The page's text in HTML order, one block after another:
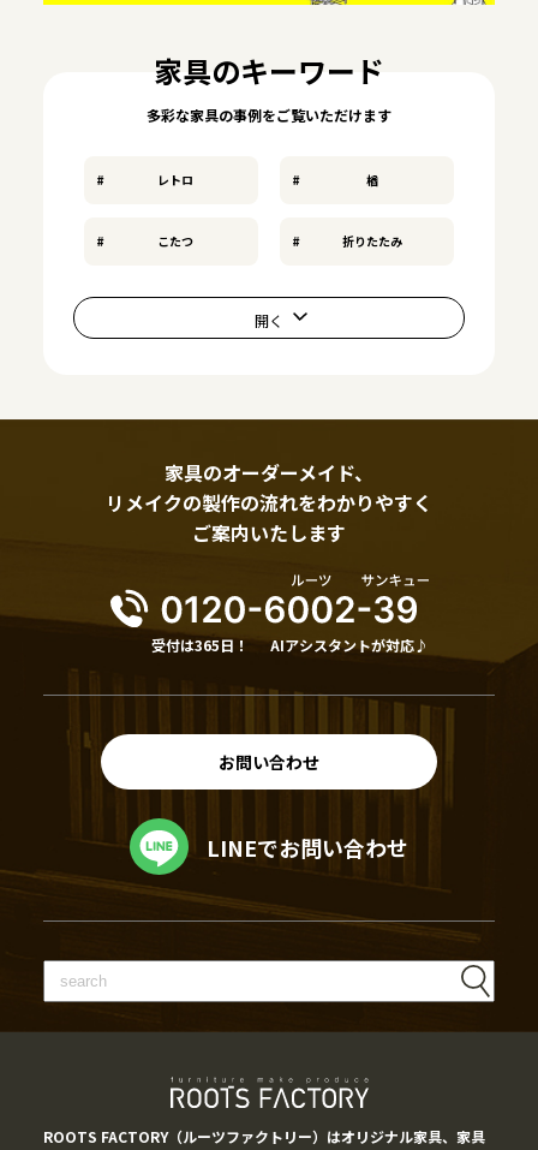
家具のキーワード
多彩な家具の事例をご覧いただけます
レトロ 楢
こたつ 折りたたみ
家具のオーダーメイド、
リメイクの製作の流れをわかりやすく
ご案内いたします
受付は365日！ AIアシスタントが対応♪
お問い合わせ
LINEでお問い合わせ
ROOTS FACTORY（ルーツファクトリー）はオリジナル家具、家具